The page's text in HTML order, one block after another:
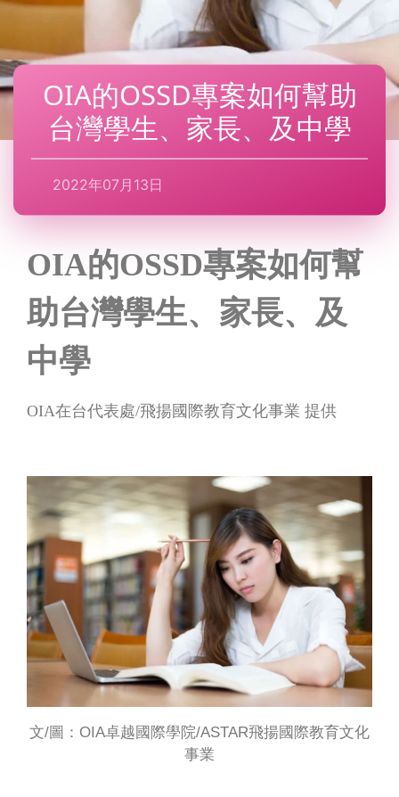
OIA的OSSD專案如何幫助
台灣學生、家長、及中學
2022年07月13日
OIA的OSSD專案如何幫
助台灣學生、家長、及
中學
OIA在台代表處/飛揚國際教育文化事業 提供
文/圖：OIA卓越國際學院/ASTAR飛揚國際教育文化
事業